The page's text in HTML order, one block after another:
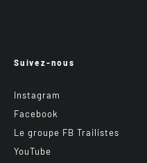
Suivez-nous
Instagram
Facebook
Le groupe FB Trailistes
YouTube